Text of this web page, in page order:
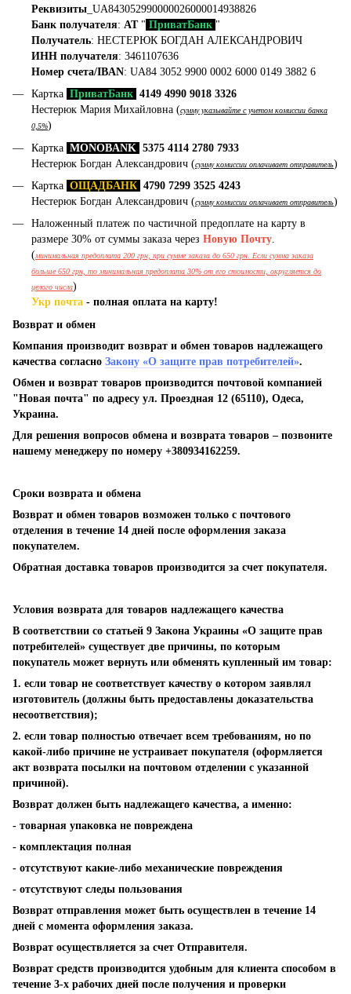
Реквизиты _UA843052990000026000014938826
Банк получателя: АТ" ПриватБанк "
Получатель: НЕСТЕРЮК БОГДАН АЛЕКСАНДРОВИЧ
ИНН получателя: 3461107636
Номер счета/IBAN: UA84 3052 9900 0002 6000 0149 3882 6
Картка ПриватБанк 4149 4990 9018 3326
Нестерюк Мария Михайловна (сумму указывайте с учетом комиссии банка
0,5%)
Картка MONOBANK 5375 4114 2780 7933
Нестерюк Богдан Александрович (сумму комиссии оплачивает отправитель)
Картка ОЩАДБАНК 4790 7299 3525 4243
Нестерюк Богдан Александрович (сумму комиссии оплачивает отправитель)
Наложенный платеж по частичной предоплате на карту в
размере 30% от суммы заказа через Новую Почту.
(минимальная предоплата 200 грн, при сумме заказа до 650 грн. Если сумма заказа
больше 650 грн, то минимальная предоплата 30% от его стоимости, округляется до
целого числа)
Укр почта - полная оплата на карту!
Возврат и обмен
Компания производит возврат и обмен товаров надлежащего
качества согласно Закону «О защите прав потребителей».
Обмен и возврат товаров производится почтовой компанией
"Новая почта" по адресу ул. Проездная 12 (65110), Одеса,
Украина.
Для решения вопросов обмена и возврата товаров – позвоните
нашему менеджеру по номеру +380934162259.
Сроки возврата и обмена
Возврат и обмен товаров возможен только с почтового
отделения в течение 14 дней после оформления заказа
покупателем.
Обратная доставка товаров производится за счет покупателя.
Условия возврата для товаров надлежащего качества
В соответствии со статьей 9 Закона Украины «О защите прав
потребителей» существует две причины, по которым
покупатель может вернуть или обменять купленный им товар:
1. если товар не соответствует качеству о котором заявлял
изготовитель (должны быть предоставлены доказательства
несоответствия);
2. если товар полностью отвечает всем требованиям, но по
какой-либо причине не устраивает покупателя (оформляется
акт возврата посылки на почтовом отделении с указанной
причиной).
Возврат должен быть надлежащего качества, а именно:
- товарная упаковка не повреждена
- комплектация полная
- отсутствуют какие-либо механические повреждения
- отсутствуют следы пользования
Возврат отправления может быть осуществлен в течение 14
дней с момента оформления заказа.
Возврат осуществляется за счет Отправителя.
Возврат средств производится удобным для клиента способом в
течение 3-х рабочих дней после получения и проверки